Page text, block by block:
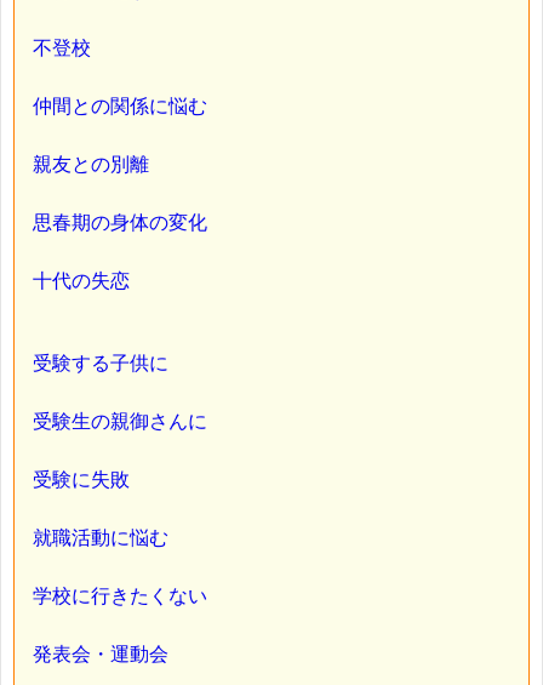
不登校
仲間との関係に悩む
親友との別離
思春期の身体の変化
十代の失恋
受験する子供に
受験生の親御さんに
受験に失敗
就職活動に悩む
学校に行きたくない
発表会・運動会